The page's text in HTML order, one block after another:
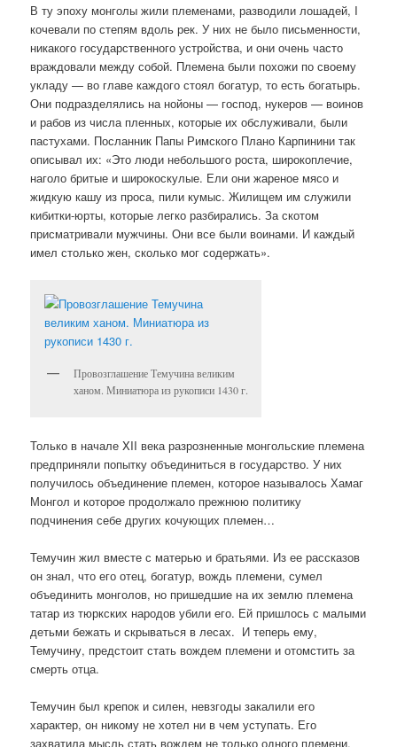
В ту эпоху монголы жили племенами, разводили лошадей, I
кочевали по степям вдоль рек. У них не было письменности,
никакого государственного устройства, и они очень часто
враждовали между собой. Племена были похожи по своему
укладу — во главе каждого стоял богатур, то есть богатырь.
Они подразделялись на нойоны — господ, нукеров — воинов
и рабов из числа пленных, которые их обслуживали, были
пастухами. Посланник Папы Римского Плано Карпинини так
описывал их: «Это люди небольшого роста, широкоплечие,
наголо бритые и широкоскулые. Ели они жареное мясо и
жидкую кашу из проса, пили кумыс. Жилищем им служили
кибитки-юрты, которые легко разбирались. За скотом
присматривали мужчины. Они все были воинами. И каждый
имел столько жен, сколько мог содержать».
Провозглашение Темучина великим
ханом. Миниатюра из рукописи 1430 г.
Только в начале XII века разрозненные монгольские племена
предприняли попытку объединиться в государство. У них
получилось объединение племен, которое называлось Хамаг
Монгол и которое продолжало прежнюю политику
подчинения себе других кочующих племен…
Темучин жил вместе с матерью и братьями. Из ее рассказов
он знал, что его отец, богатур, вождь племени, сумел
объединить монголов, но пришедшие на их землю племена
татар из тюркских народов убили его. Ей пришлось с малыми
детьми бежать и скрываться в лесах. И теперь ему,
Темучину, предстоит стать вождем племени и отомстить за
смерть отца.
Темучин был крепок и силен, невзгоды закалили его
характер, он никому не хотел ни в чем уступать. Его
захватила мысль стать вождем не только одного племени,